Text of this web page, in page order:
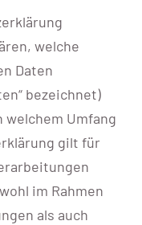
welche
Daten
bezeichnet)
welchem Umfang
gilt für
im Rahmen
als auch